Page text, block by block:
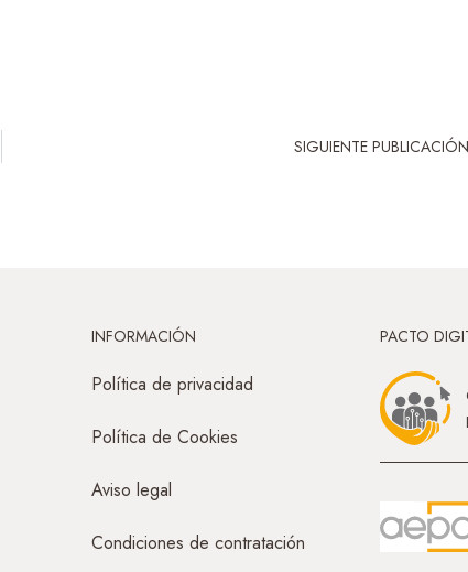
SIGUIENTE PUBLICACIÓN
INFORMACIÓN
Política de privacidad
Política de Cookies
Aviso legal
Condiciones de contratación
PACTO